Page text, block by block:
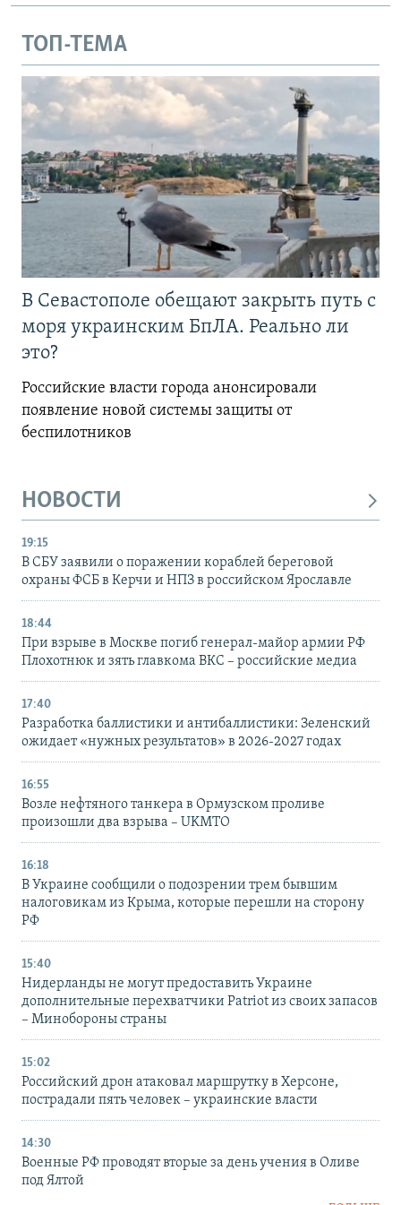
ТОП-ТЕМА
В Севастополе обещают закрыть путь с
моря украинским БпЛА. Реально ли
это?
Российские власти города анонсировали
появление новой системы защиты от
беспилотников
НОВОСТИ
19:15
В СБУ заявили о поражении кораблей береговой
охраны ФСБ в Керчи и НПЗ в российском Ярославле
18:44
При взрыве в Москве погиб генерал-майор армии РФ
Плохотнюк и зять главкома ВКС – российские медиа
17:40
Разработка баллистики и антибаллистики: Зеленский
ожидает «нужных результатов» в 2026-2027 годах
16:55
Возле нефтяного танкера в Ормузском проливе
произошли два взрыва – UKMTO
16:18
В Украине сообщили о подозрении трем бывшим
налоговикам из Крыма, которые перешли на сторону
РФ
15:40
Нидерланды не могут предоставить Украине
дополнительные перехватчики Patriot из своих запасов
– Минобороны страны
15:02
Российский дрон атаковал маршрутку в Херсоне,
пострадали пять человек – украинские власти
14:30
Военные РФ проводят вторые за день учения в Оливе
под Ялтой